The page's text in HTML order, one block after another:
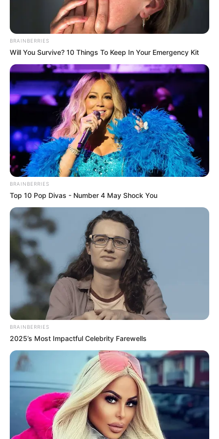
ΣΦΟΔΡΟΤΑΤΑ. ΟΣΟΙ ΛΗΣΤΕΨΑΝ ΤΟΝ ΠΛΟΥΤΟ ΤΩΝ
ΑΝΘΡΩΠΩΝ, ΑΝΕΞΑΡΤΗΤΑ ΤΙ ΑΚΤΥΝΑ ΗΤΑΝ ΑΥΤΟΣ ΠΟΥ
ΤΟΝ ΚΛΕΨΑΝΕ, ΘΑ ΤΙΜΩΡΗΘΟΥΝ ΣΦΟΔΡΟΤΑΤΑ. ΟΣΟΙ
ΚΑΠΗΛΕΥΘΗΚΑΝ ΤΗΝ ΔΙΚΑΙΟΣΥΝΗ, ΤΗΝ ΜΑΓΑΡΙΣΑΝ, ΘΑ
ΠΟΛΙΤΙΚΟΙ, ΔΗΜΟΣΙΟΓΡΑΦΟΙ, ΤΡΑΠΕΖΙΤΕΣ, ΕΙΝΑΙ ΟΙ ΠΙΟ
ΒΡΩΜΙΚΟΙ. ΝΑ ΘΥΜΑΣΤΕ, ΕΙΣΤΕ ΦΩΤΕΙΝΕΣ ΑΚΤΥΝΕΣ. ΝΑ
ΖΕΙΤΕ ΠΑΝΤΑ ΜΕ ΔΙΚΑΙΟΣΥΝΗ. ΠΑΤΑΤΕ ΤΙΣ ΟΥΡΕΣ ΤΩΝ
ΕΡΠΕΤΩΝ ΚΑΙ ΧΟΡΕΥΕΤΕ ΠΑΝΩ ΤΟΥΣ. ΥΠΗΡΞΑΝ
ΠΕΡΙΠΤΩΣΕΙΣ ΠΟΥ ΑΚΤΥΝΕΣ ΜΑΧΟΝΤΑΝ,
ΤΡΑΓΟΥΔΟΥΣΑΝ ΚΑΙ ΓΕΛΟΥΣΑΝ. ΕΥΤΥΧΩΣ ΠΟΥ
ΥΠΗΡΧΑΝ ΚΑΙ ΑΥΤΕΣ, ΕΠΕΙΔΗ ΕΔΩΣΑΝ ΜΕΓΑΛΥΤΕΡΗ
ΔΙΑΘΕΣΗ, ΣΠΑΓΑΝΕ ΠΛΑΚΑ.
Η ΔΟΞΑ ΚΑΙ Ο ΠΛΟΥΤΟΣ ΤΩΝ ΑΝΑΠΟΔΩΝ ΔΕΝ ΕΧΕΙ
ΚΑΜΜΙΑ ΣΧΕΣΗ ΜΕ ΤΗΝ ΔΟΞΑ ΚΑΙ ΤΟΝ ΠΛΟΥΤΟ ΤΩΝ
ΦΩΤΕΙΝΩΝ
. ΑΛΛΑ ΠΡΑΓΜΑΤΑ ΖΗΤΑΝΕ ΟΙ ΣΚΟΤΕΙΝΟΙ
ΓΙΑ ΝΑ ΕΙΝΑΙ ΙΚΑΝΟΠΟΙΗΜΕΝΟΙ ΚΑΙ ΑΛΛΑ ΕΜΕΙΣ ΟΙ
ΦΩΤΕΙΝΟΙ. ΟΛΟΙ ΠΑΙΡΝΟΥΝ ΤΗΝ ΤΙΜΩΡΙΑ ΠΟΥ ΤΟΥΣ
ΑΞΙΖΕΙ, ΣΥΜΠΑΝΤΙΚΑ ΚΑΙ ΔΙΚΑΙΑ.
BRAINBERRIES
Will You Survive? 10 Things To Keep In Your Emergency Kit
BRAINBERRIES
Top 10 Pop Divas - Number 4 May Shock You
BRAINBERRIES
2025’s Most Impactful Celebrity Farewells